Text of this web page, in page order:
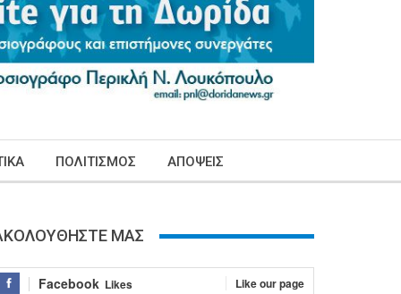
ΠΟΛΙΤΙΣΜΟΣ ΑΠΟΨΕΙΣ
ΜΑΣ
Facebook Likes Like our page